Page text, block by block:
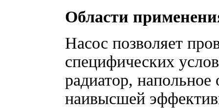
Области
Насос позволяет
специфических
радиатор,
наивысшей